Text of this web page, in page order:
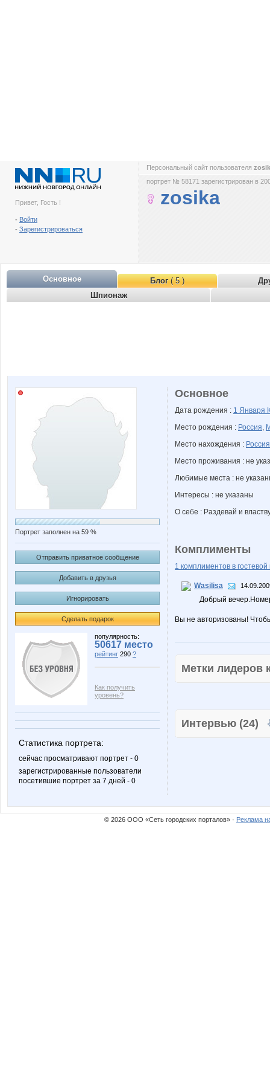
Привет, Гость !
- Войти
- Зарегистрироваться
Персональный сайт пользователя
портрет № 58171 зарегистрирован в
zosika
Основное Блог( 5 )
Шпионаж
Портрет заполнен на 59 %
Отправить приватное сообщение
Добавить в друзья
Игнорировать
Сделать подарок
популярность:
50617 место
рейтинг 290 ?
Как получить
уровень?
Статистика портрета:
сейчас просматривают портрет - 0
зарегистрированные пользователи
посетившие портрет за 7 дней - 0
Основное
Дата рождения : 1 Января
Место рождения : Россия,
Место нахождения : Россия
Место проживания : не
Любимые места : не
Интересы : не указаны
О себе : Раздевай и
Комплименты
1 комплиментов в гостевой
Wasilisa
Добрый
Вы не авторизованы!
Метки
Интервью (24)
© 2026 ООО «Сеть городских порталов» · Реклама